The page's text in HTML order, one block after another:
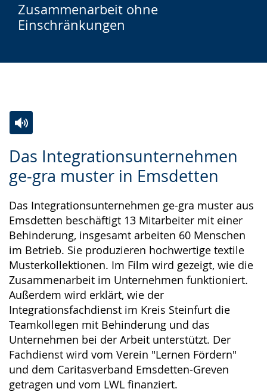
Zusammenarbeit ohne
Einschränkungen
Leichten
Sprache
Audio-
Unterstützung.
Video
in
Gebärdensprache
Das Integrationsunternehmen
ge-gra muster in Emsdetten
Das Integrationsunternehmen ge-gra muster aus
Emsdetten beschäftigt 13 Mitarbeiter mit einer
Behinderung, insgesamt arbeiten 60 Menschen
im Betrieb. Sie produzieren hochwertige textile
Musterkollektionen. Im Film wird gezeigt, wie die
Zusammenarbeit im Unternehmen funktioniert.
Außerdem wird erklärt, wie der
Integrationsfachdienst im Kreis Steinfurt die
Teamkollegen mit Behinderung und das
Unternehmen bei der Arbeit unterstützt. Der
Fachdienst wird vom Verein "Lernen Fördern"
und dem Caritasverband Emsdetten-Greven
getragen und vom LWL finanziert.
Leichten
Sprache
Audio-
Unterstützung.
Video
in
Gebärdensprache
wird
angezeigt.